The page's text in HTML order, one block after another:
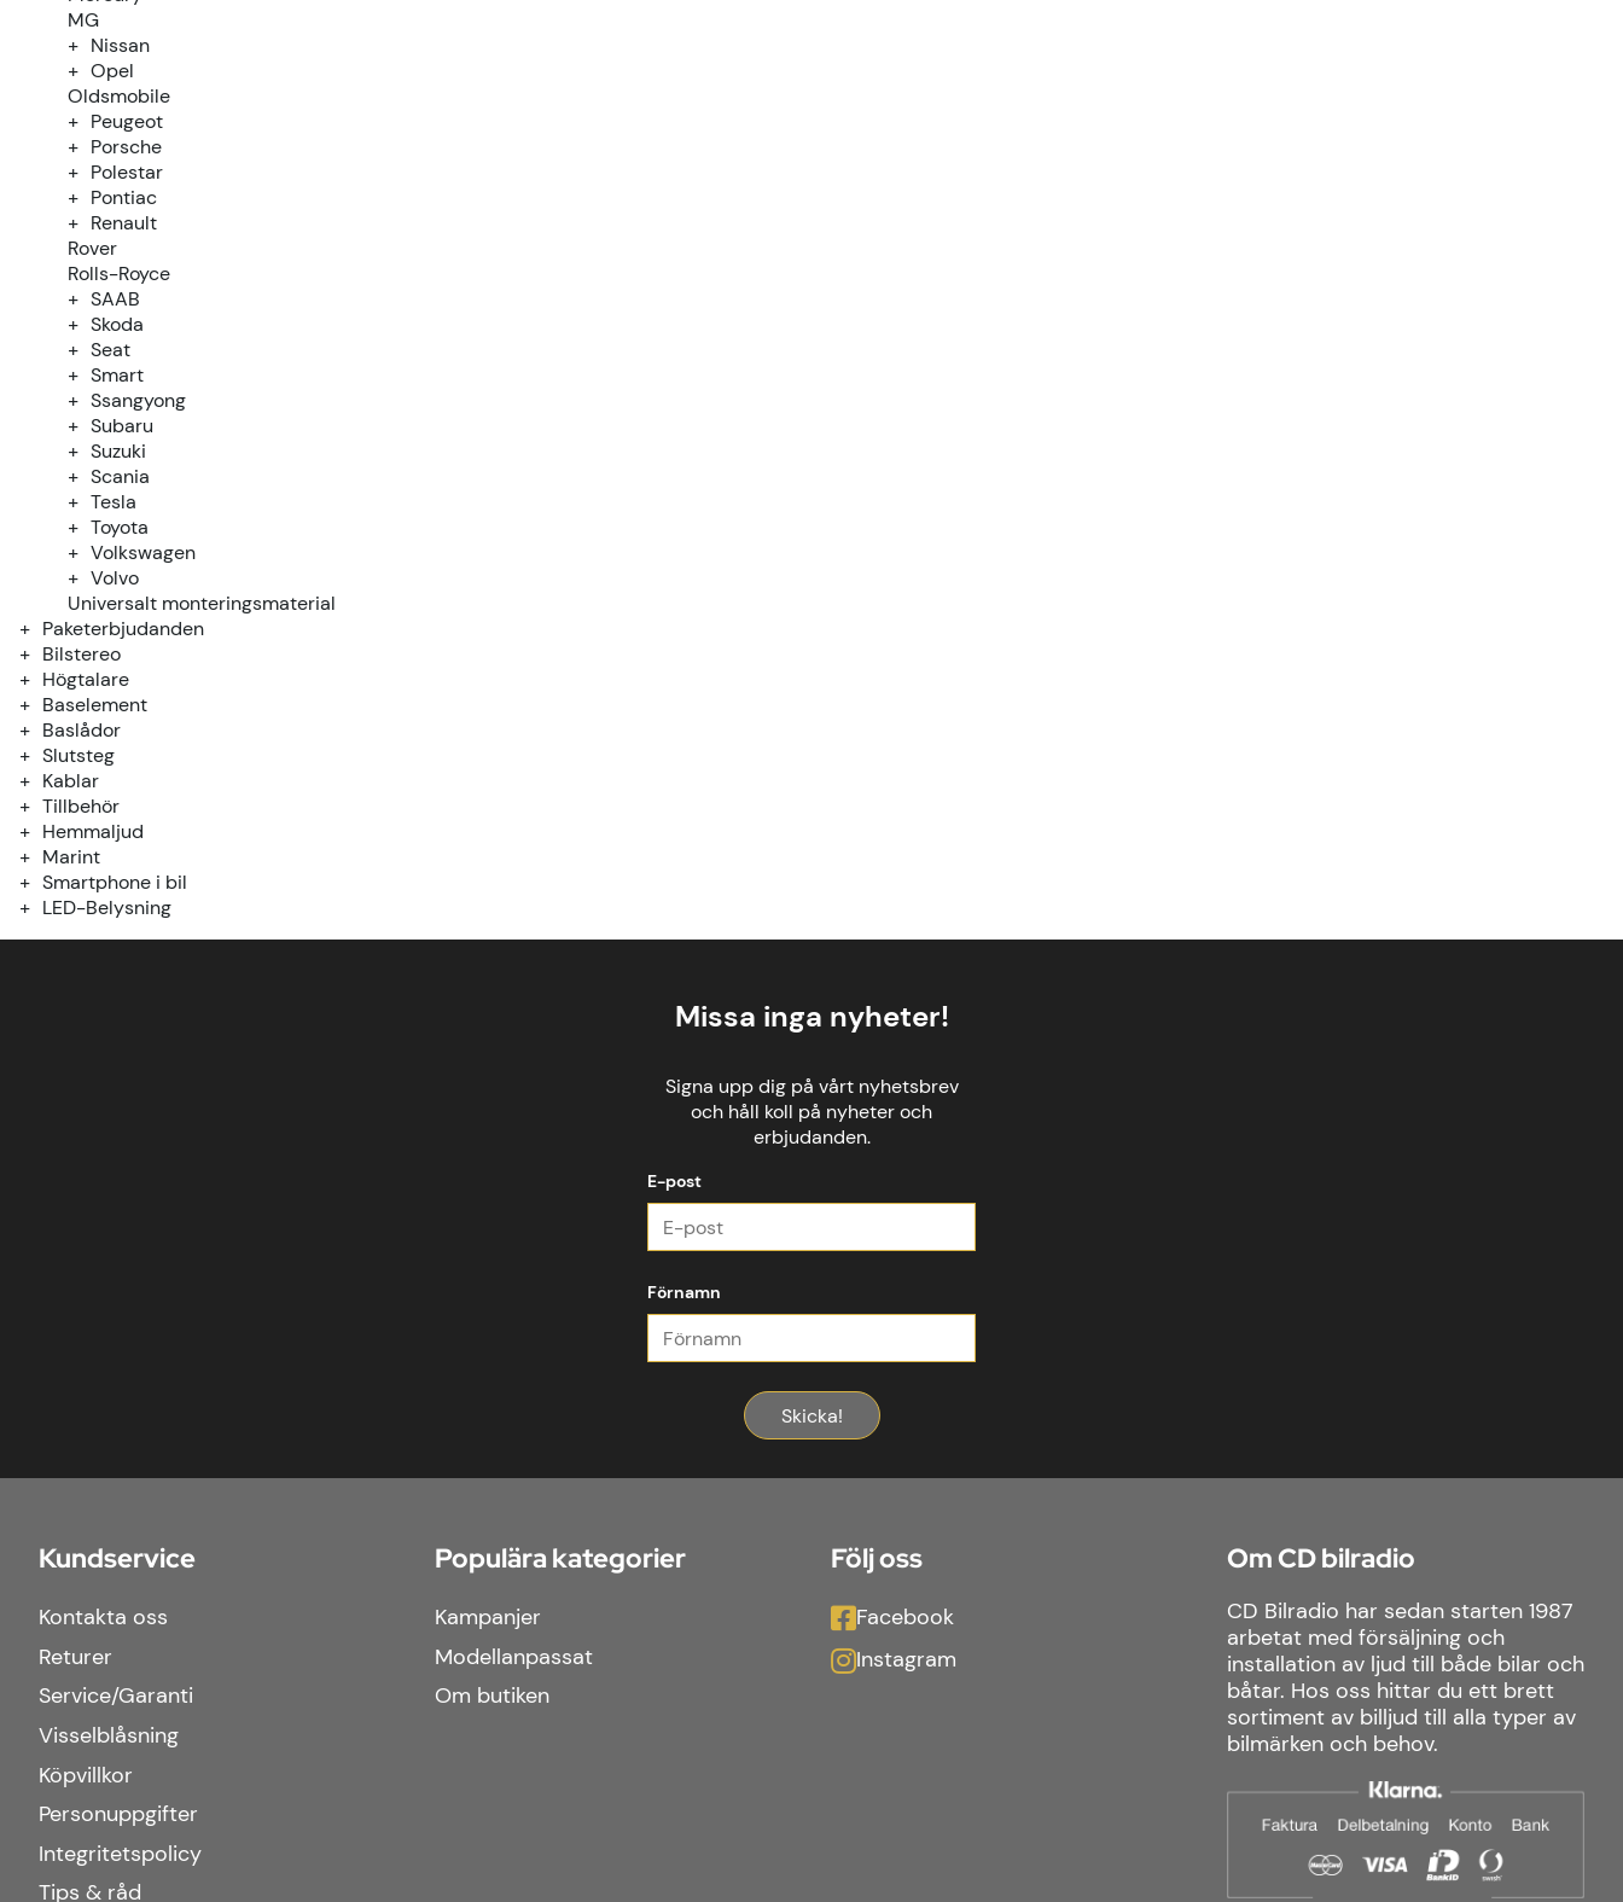
MG
Nissan
Opel
Oldsmobile
Peugeot
Porsche
Polestar
Pontiac
Renault
Rover
Rolls-Royce
SAAB
Skoda
Seat
Smart
Ssangyong
Subaru
Suzuki
Scania
Tesla
Toyota
Volkswagen
Volvo
Universalt monteringsmaterial
Paketerbjudanden
Bilstereo
Högtalare
Baselement
Baslådor
Slutsteg
Kablar
Tillbehör
Hemmaljud
Marint
Smartphone i bil
LED-Belysning
Missa inga nyheter!
Signa upp dig på vårt nyhetsbrev
och håll koll på nyheter och
erbjudanden.
E-post
Förnamn
Skicka!
Kundservice
Kontakta oss
Returer
Service/Garanti
Visselblåsning
Köpvillkor
Personuppgifter
Integritetspolicy
Tips & råd
Populära kategorier
Kampanjer
Modellanpassat
Om butiken
Följ oss
Facebook
Instagram
Om CD bilradio
CD Bilradio har sedan starten 1987
arbetat med försäljning och
installation av ljud till både bilar och
båtar. Hos oss hittar du ett brett
sortiment av billjud till alla typer av
bilmärken och behov.